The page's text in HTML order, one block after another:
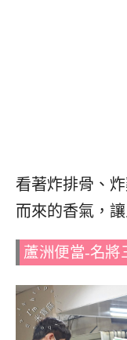
看著炸排骨、
而來的香氣，
蘆洲便當-名將